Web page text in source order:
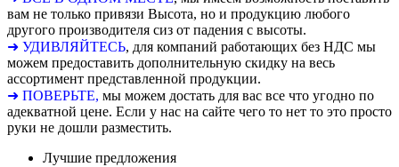
вам не только привязи Высота, но и продукцию любого
другого производителя сиз от падения с высоты.
➜ УДИВЛЯЙТЕСЬ, для компаний работающих без НДС мы
можем предоставить дополнительную скидку на весь
ассортимент представленной продукции.
➜ ПОВЕРЬТЕ, мы можем достать для вас все что угодно по
адекватной цене. Если у нас на сайте чего то нет то это просто
руки не дошли разместить.
Лучшие предложения